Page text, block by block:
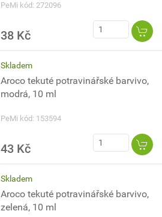
PeMi kód: 272096
38 Kč
Skladem
Aroco tekuté potravinářské barvivo,
modrá, 10 ml
PeMi kód: 153594
43 Kč
Skladem
Aroco tekuté potravinářské barvivo,
zelená, 10 ml